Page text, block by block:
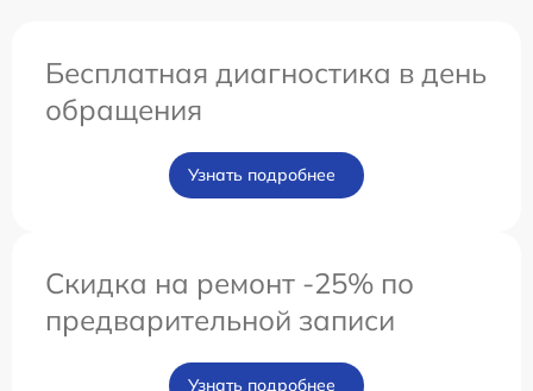
Бесплатная диагностика в день
обращения
Узнать подробнее
Скидка на ремонт -25% по
предварительной записи
Узнать подробнее